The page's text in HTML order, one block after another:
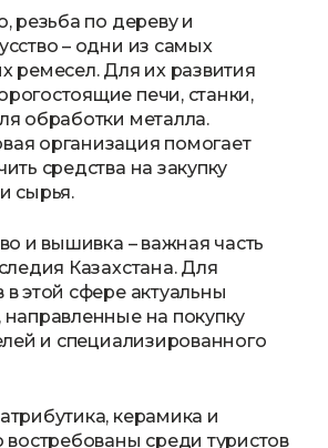
резьба по дереву и
– одни из самых
ремесел. Для их развития
печи, станки,
обработки металла.
организация помогает
средства на закупку
сырья.
и вышивка – важная часть
Казахстана. Для
этой сфере актуальны
на покупку
и специализированного
керамика и
востребованы среди туристов